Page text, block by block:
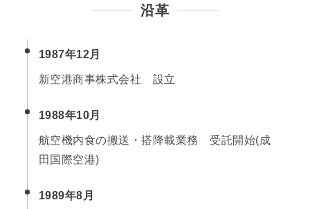
沿革
1987年12月
新空港商事株式会社 設立
1988年10月
航空機内食の搬送・搭降載業務 受託開始(成
田国際空港)
1989年8月